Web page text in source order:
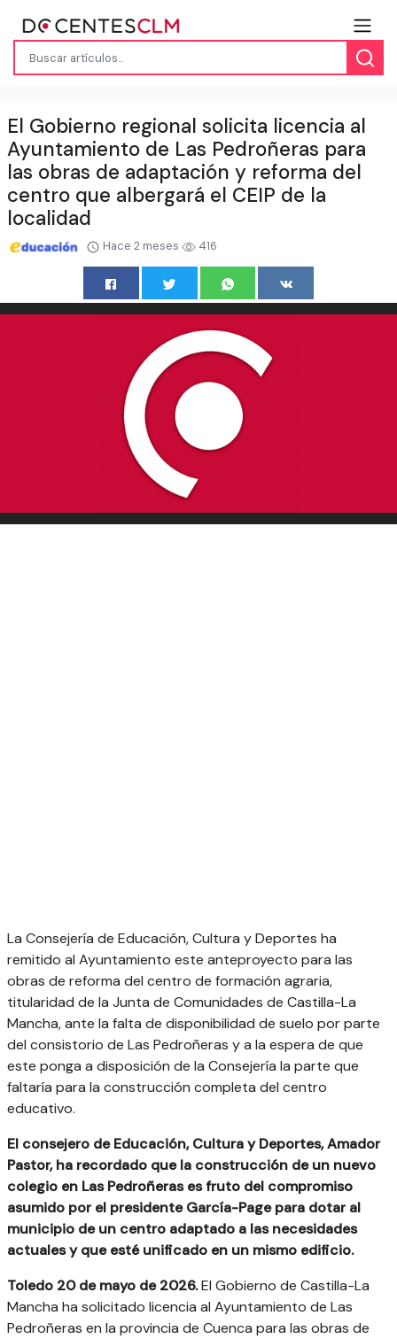
El Gobierno regional solicita licencia al
Ayuntamiento de Las Pedroñeras para
las obras de adaptación y reforma del
centro que albergará el CEIP de la
localidad
Hace 2 meses 416
La Consejería de Educación, Cultura y Deportes ha
remitido al Ayuntamiento este anteproyecto para las
obras de reforma del centro de formación agraria,
titularidad de la Junta de Comunidades de Castilla-La
Mancha, ante la falta de disponibilidad de suelo por parte
del consistorio de Las Pedroñeras y a la espera de que
este ponga a disposición de la Consejería la parte que
faltaría para la construcción completa del centro
educativo.
El consejero de Educación, Cultura y Deportes, Amador
Pastor, ha recordado que la construcción de un nuevo
colegio en Las Pedroñeras es fruto del compromiso
asumido por el presidente García-Page para dotar al
municipio de un centro adaptado a las necesidades
actuales y que esté unificado en un mismo edificio.
Toledo 20 de mayo de 2026.El Gobierno de Castilla-La
Mancha ha solicitado licencia al Ayuntamiento de Las
Pedroñeras en la provincia de Cuenca para las obras de